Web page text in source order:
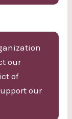
our
of
our